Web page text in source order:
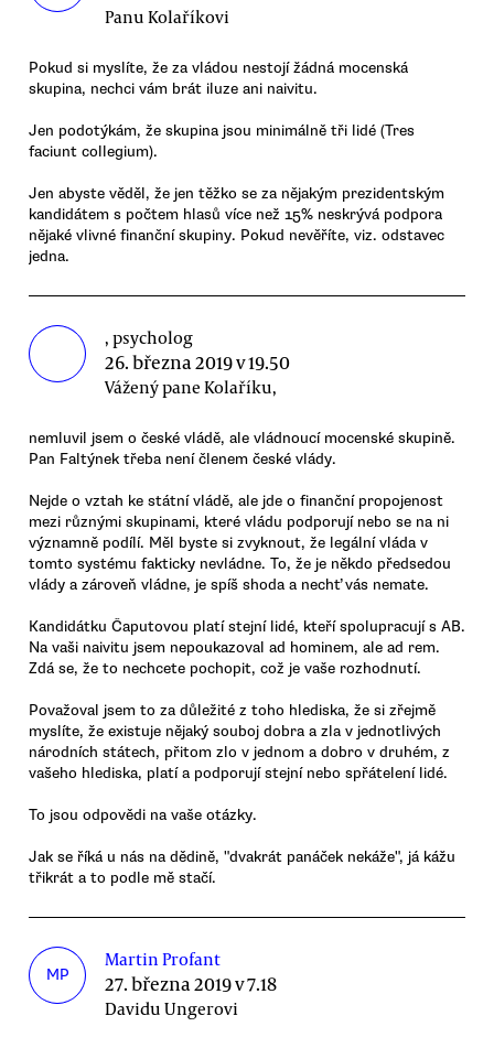
Panu Kolaříkovi
Pokud si myslíte, že za vládou nestojí žádná mocenská
skupina, nechci vám brát iluze ani naivitu.
Jen podotýkám, že skupina jsou minimálně tři lidé (Tres
faciunt collegium).
Jen abyste věděl, že jen těžko se za nějakým prezidentským
kandidátem s počtem hlasů více než 15% neskrývá podpora
nějaké vlivné finanční skupiny. Pokud nevěříte, viz. odstavec
jedna.
, psycholog
26. března 2019 v 19.50
Vážený pane Kolaříku,
nemluvil jsem o české vládě, ale vládnoucí mocenské skupině.
Pan Faltýnek třeba není členem české vlády.
Nejde o vztah ke státní vládě, ale jde o finanční propojenost
mezi různými skupinami, které vládu podporují nebo se na ni
významně podílí. Měl byste si zvyknout, že legální vláda v
tomto systému fakticky nevládne. To, že je někdo předsedou
vlády a zároveň vládne, je spíš shoda a nechť vás nemate.
Kandidátku Čaputovou platí stejní lidé, kteří spolupracují s AB.
Na vaši naivitu jsem nepoukazoval ad hominem, ale ad rem.
Zdá se, že to nechcete pochopit, což je vaše rozhodnutí.
Považoval jsem to za důležité z toho hlediska, že si zřejmě
myslíte, že existuje nějaký souboj dobra a zla v jednotlivých
národních státech, přitom zlo v jednom a dobro v druhém, z
vašeho hlediska, platí a podporují stejní nebo spřátelení lidé.
To jsou odpovědi na vaše otázky.
Jak se říká u nás na dědině, "dvakrát panáček nekáže", já kážu
třikrát a to podle mě stačí.
MP
Martin Profant
27. března 2019 v 7.18
Davidu Ungerovi